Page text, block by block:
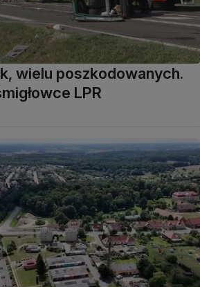
wielu poszkodowanych.
LPR